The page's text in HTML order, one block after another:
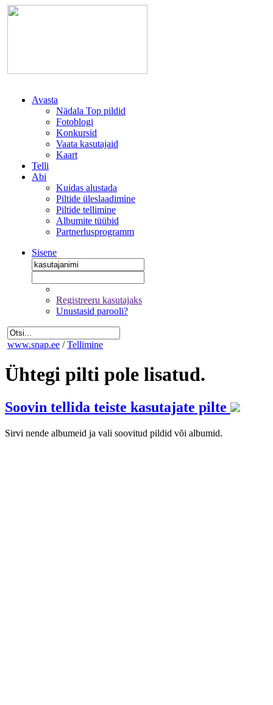
Avasta
Nädala Top pildid
Fotoblogi
Konkursid
Vaata kasutajaid
Kaart
Telli
Abi
Kuidas alustada
Piltide üleslaadimine
Piltide tellimine
Albumite tüübid
Partnerlusprogramm
Sisene
Registreeru kasutajaks
Unustasid parooli?
www.snap.ee / Tellimine
Ühtegi pilti pole lisatud.
Soovin tellida teiste kasutajate pilte
Sirvi nende albumeid ja vali soovitud pildid või albumid.